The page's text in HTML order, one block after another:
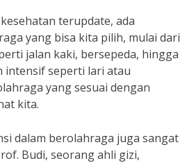
terupdate, ada
yang bisa kita pilih, mulai dari
jalan kaki, bersepeda, hingga
intensif seperti lari atau
yang sesuai dengan
kita.
dalam berolahraga juga sangat
Budi, seorang ahli gizi,